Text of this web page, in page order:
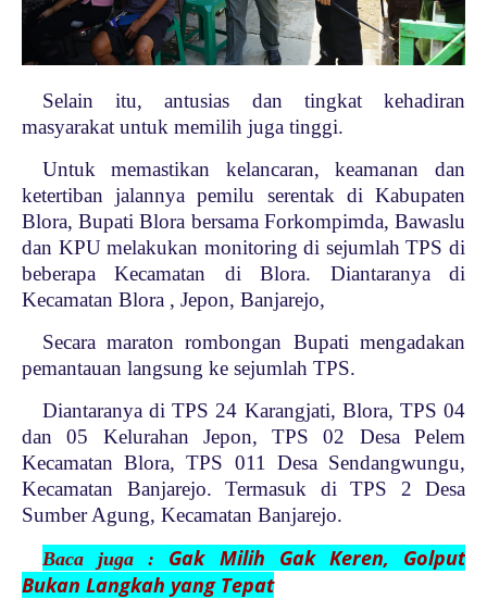
Selain itu, antusias dan tingkat kehadiran
masyarakat untuk memilih juga tinggi.
Untuk memastikan kelancaran, keamanan dan
ketertiban jalannya pemilu serentak di Kabupaten
Blora, Bupati Blora bersama Forkompimda, Bawaslu
dan KPU melakukan monitoring di sejumlah TPS di
beberapa Kecamatan di Blora. Diantaranya di
Kecamatan Blora , Jepon, Banjarejo,
Secara maraton rombongan Bupati mengadakan
pemantauan langsung ke sejumlah TPS.
Diantaranya di TPS 24 Karangjati, Blora, TPS 04
dan 05 Kelurahan Jepon, TPS 02 Desa Pelem
Kecamatan Blora, TPS 011 Desa Sendangwungu,
Kecamatan Banjarejo. Termasuk di TPS 2 Desa
Sumber Agung, Kecamatan Banjarejo.
Baca juga : Gak Milih Gak Keren, Golput
Bukan Langkah yang Tepat